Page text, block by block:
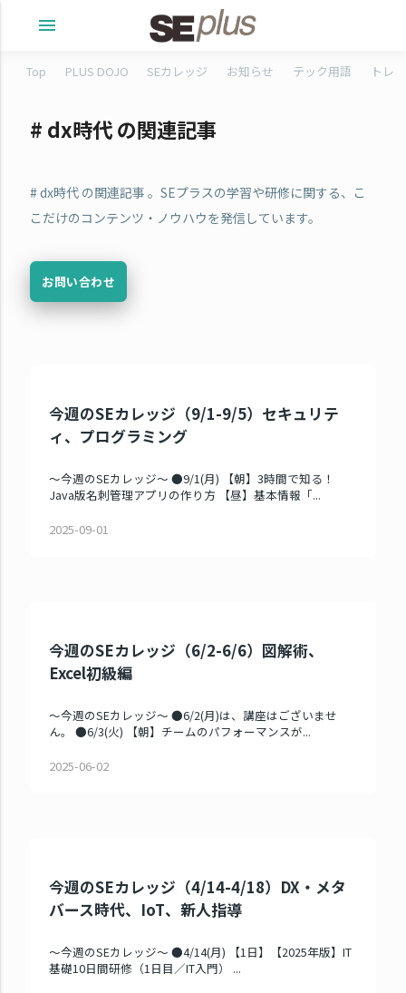
menu
Top PLUS DOJO SEカレッジ お知らせ テック用語 トレ
# dx時代 の関連記事
# dx時代 の関連記事 。SEプラスの学習や研修に関する、こ
こだけのコンテンツ・ノウハウを発信しています。
お問い合わせ
今週のSEカレッジ（9/1-9/5）セキュリテ
ィ、プログラミング
～今週のSEカレッジ～ ●9/1(月) 【朝】3時間で知る！
Java版名刺管理アプリの作り方 【昼】基本情報「...
2025-09-01
今週のSEカレッジ（6/2-6/6）図解術、
Excel初級編
～今週のSEカレッジ～ ●6/2(月)は、講座はございませ
ん。 ●6/3(火) 【朝】チームのパフォーマンスが...
2025-06-02
今週のSEカレッジ（4/14-4/18）DX・メタ
バース時代、IoT、新人指導
～今週のSEカレッジ～ ●4/14(月) 【1日】【2025年版】IT
基礎10日間研修（1日目／IT入門） ...